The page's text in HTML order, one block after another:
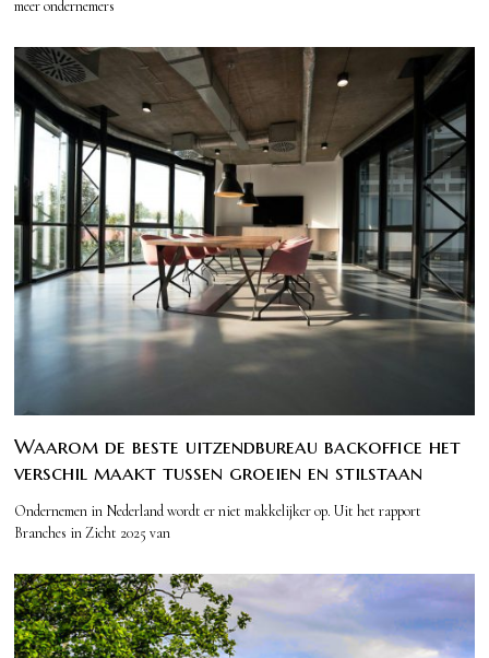
meer ondernemers
Waarom de beste uitzendbureau backoffice het
verschil maakt tussen groeien en stilstaan
Ondernemen in Nederland wordt er niet makkelijker op. Uit het rapport
Branches in Zicht 2025 van